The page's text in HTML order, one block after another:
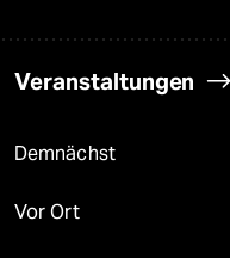
Veranstaltungen
Demnächst
Vor Ort